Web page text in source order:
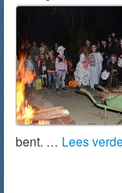
bent. … Lees